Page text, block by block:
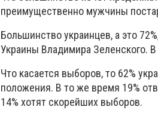
преимущественно мужчины
Большинство украинцев, а это
Украины Владимира Зеленского.
Что касается выборов, то 62%
положения. В то же время 19%
14% хотят скорейших выборов.